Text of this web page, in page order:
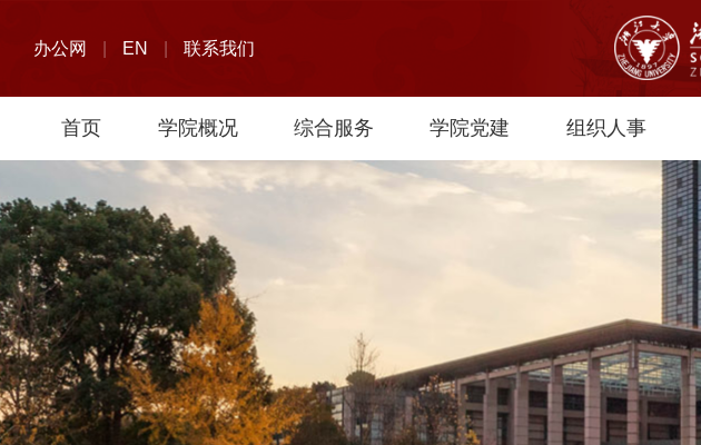
办公网 EN 联系我们
首页 学院概况 综合服务 学院党建 组织人事